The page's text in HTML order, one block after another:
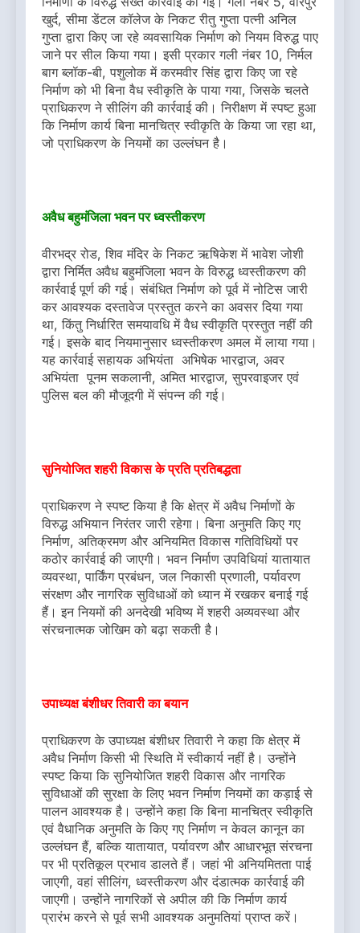
खुर्द, सीमा डेंटल कॉलेज के निकट रीतु गुप्ता पत्नी अनिल
गुप्ता द्वारा किए जा रहे व्यवसायिक निर्माण को नियम विरुद्ध पाए
जाने पर सील किया गया। इसी प्रकार गली नंबर 10, निर्मल
बाग ब्लॉक-बी, पशुलोक में करमवीर सिंह द्वारा किए जा रहे
निर्माण को भी बिना वैध स्वीकृति के पाया गया, जिसके चलते
प्राधिकरण ने सीलिंग की कार्रवाई की। निरीक्षण में स्पष्ट हुआ
कि निर्माण कार्य बिना मानचित्र स्वीकृति के किया जा रहा था,
जो प्राधिकरण के नियमों का उल्लंघन है।
अवैध बहुमंजिला भवन पर ध्वस्तीकरण
वीरभद्र रोड, शिव मंदिर के निकट ऋषिकेश में भावेश जोशी
द्वारा निर्मित अवैध बहुमंजिला भवन के विरुद्ध ध्वस्तीकरण की
कार्रवाई पूर्ण की गई। संबंधित निर्माण को पूर्व में नोटिस जारी
कर आवश्यक दस्तावेज प्रस्तुत करने का अवसर दिया गया
था, किंतु निर्धारित समयावधि में वैध स्वीकृति प्रस्तुत नहीं की
गई। इसके बाद नियमानुसार ध्वस्तीकरण अमल में लाया गया।
यह कार्रवाई सहायक अभियंता अभिषेक भारद्वाज, अवर
अभियंता पूनम सकलानी, अमित भारद्वाज, सुपरवाइजर एवं
पुलिस बल की मौजूदगी में संपन्न की गई।
सुनियोजित शहरी विकास के प्रति प्रतिबद्धता
प्राधिकरण ने स्पष्ट किया है कि क्षेत्र में अवैध निर्माणों के
विरुद्ध अभियान निरंतर जारी रहेगा। बिना अनुमति किए गए
निर्माण, अतिक्रमण और अनियमित विकास गतिविधियों पर
कठोर कार्रवाई की जाएगी। भवन निर्माण उपविधियां यातायात
व्यवस्था, पार्किंग प्रबंधन, जल निकासी प्रणाली, पर्यावरण
संरक्षण और नागरिक सुविधाओं को ध्यान में रखकर बनाई गई
हैं। इन नियमों की अनदेखी भविष्य में शहरी अव्यवस्था और
संरचनात्मक जोखिम को बढ़ा सकती है।
उपाध्यक्ष बंशीधर तिवारी का बयान
प्राधिकरण के उपाध्यक्ष बंशीधर तिवारी ने कहा कि क्षेत्र में
अवैध निर्माण किसी भी स्थिति में स्वीकार्य नहीं है। उन्होंने
स्पष्ट किया कि सुनियोजित शहरी विकास और नागरिक
सुविधाओं की सुरक्षा के लिए भवन निर्माण नियमों का कड़ाई से
पालन आवश्यक है। उन्होंने कहा कि बिना मानचित्र स्वीकृति
एवं वैधानिक अनुमति के किए गए निर्माण न केवल कानून का
उल्लंघन हैं, बल्कि यातायात, पर्यावरण और आधारभूत संरचना
पर भी प्रतिकूल प्रभाव डालते हैं। जहां भी अनियमितता पाई
जाएगी, वहां सीलिंग, ध्वस्तीकरण और दंडात्मक कार्रवाई की
जाएगी। उन्होंने नागरिकों से अपील की कि निर्माण कार्य
प्रारंभ करने से पूर्व सभी आवश्यक अनुमतियां प्राप्त करें।